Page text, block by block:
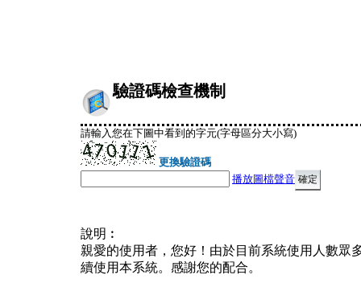
驗證碼檢查機制
請輸入您在下圖中看到的字元(字母區分大小寫)
更換驗證碼
播放圖檔聲音
說明︰
親愛的使用者，您好！由於目前系統使用人數眾
續使用本系統。感謝您的配合。